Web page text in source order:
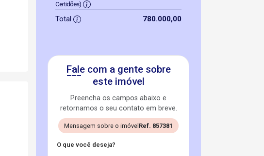
Certidões)
Total 780.000,00
Fale com a gente sobre
este imóvel
Preencha os campos abaixo e
retornamos o seu contato em breve.
Mensagem sobre o imóvel Ref. 857381
O que você deseja?